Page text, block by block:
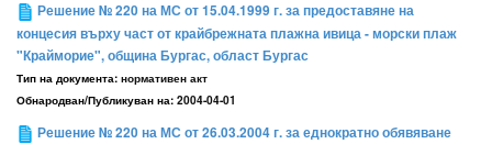
Решение № 220 на МС от 15.04.1999 г. за предоставяне на
концесия върху част от крайбрежната плажна ивица - морски плаж
"Крайморие", община Бургас, област Бургас
Тип на документа: нормативен акт
Обнародван/Публикуван на: 2004-04-01
Решение № 220 на МС от 26.03.2004 г. за еднократно обявяване